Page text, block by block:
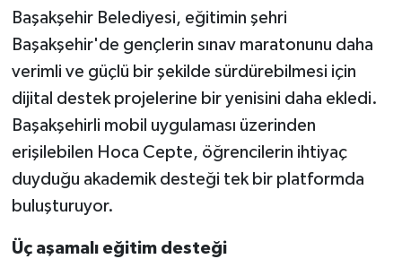
Başakşehir Belediyesi, eğitimin şehri
Başakşehir'de gençlerin sınav maratonunu daha
verimli ve güçlü bir şekilde sürdürebilmesi için
dijital destek projelerine bir yenisini daha ekledi.
Başakşehirli mobil uygulaması üzerinden
erişilebilen Hoca Cepte, öğrencilerin ihtiyaç
duyduğu akademik desteği tek bir platformda
buluşturuyor.
Üç aşamalı eğitim desteği